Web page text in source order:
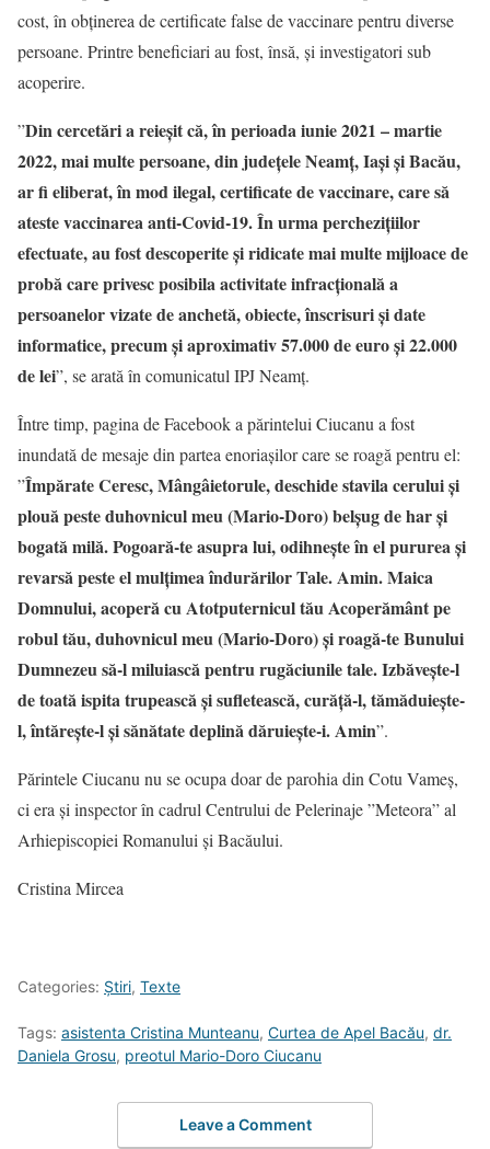
cost, în obținerea de certificate false de vaccinare pentru diverse
persoane. Printre beneficiari au fost, însă, și investigatori sub
acoperire.
”Din cercetări a reieșit că, în perioada iunie 2021 – martie
2022, mai multe persoane, din județele Neamț, Iași și Bacău,
ar fi eliberat, în mod ilegal, certificate de vaccinare, care să
ateste vaccinarea anti-Covid-19. În urma percheziţiilor
efectuate, au fost descoperite și ridicate mai multe mijloace de
probă care privesc posibila activitate infracțională a
persoanelor vizate de anchetă, obiecte, înscrisuri și date
informatice, precum și aproximativ 57.000 de euro și 22.000
de lei”, se arată în comunicatul IPJ Neamț.
Între timp, pagina de Facebook a părintelui Ciucanu a fost
inundată de mesaje din partea enoriașilor care se roagă pentru el:
”Împărate Ceresc, Mângâietorule, deschide stavila cerului şi
plouă peste duhovnicul meu (Mario-Doro) belşug de har şi
bogată milă. Pogoară-te asupra lui, odihneşte în el pururea şi
revarsă peste el mulţimea îndurărilor Tale. Amin. Maica
Domnului, acoperă cu Atotputernicul tău Acoperământ pe
robul tău, duhovnicul meu (Mario-Doro) şi roagă-te Bunului
Dumnezeu să-l miluiască pentru rugăciunile tale. Izbăveşte-l
de toată ispita trupească şi sufletească, curăţă-l, tămăduieşte-
l, întăreşte-l şi sănătate deplină dăruieşte-i. Amin”.
Părintele Ciucanu nu se ocupa doar de parohia din Cotu Vameș,
ci era și inspector în cadrul Centrului de Pelerinaje ”Meteora” al
Arhiepiscopiei Romanului și Bacăului.
Cristina Mircea
Categories: Știri, Texte
Tags: asistenta Cristina Munteanu, Curtea de Apel Bacău, dr.
Daniela Grosu, preotul Mario-Doro Ciucanu
Leave a Comment